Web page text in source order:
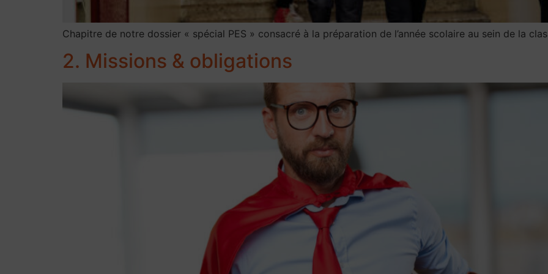
Chapitre de notre dossier « spécial PES » consacré à la préparation de l’année scolaire au sein de la
2. Missions & obligations